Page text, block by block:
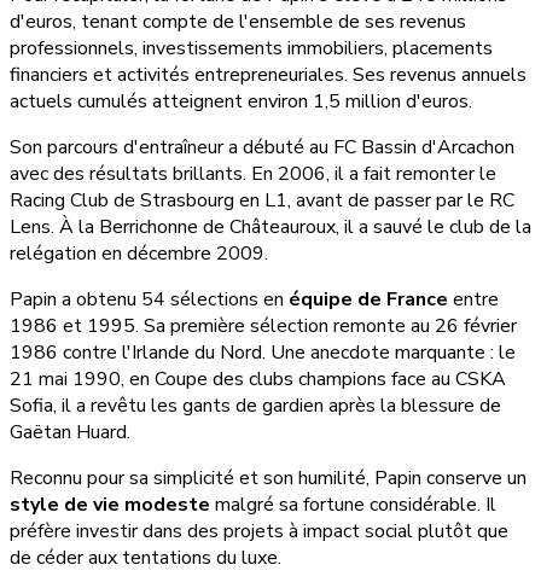
d'euros, tenant compte de l'ensemble de ses revenus
professionnels, investissements immobiliers, placements
financiers et activités entrepreneuriales. Ses revenus annuels
actuels cumulés atteignent environ 1,5 million d'euros.
Son parcours d'entraîneur a débuté au FC Bassin d'Arcachon
avec des résultats brillants. En 2006, il a fait remonter le
Racing Club de Strasbourg en L1, avant de passer par le RC
Lens. À la Berrichonne de Châteauroux, il a sauvé le club de la
relégation en décembre 2009.
Papin a obtenu 54 sélections en équipe de France entre
1986 et 1995. Sa première sélection remonte au 26 février
1986 contre l'Irlande du Nord. Une anecdote marquante : le
21 mai 1990, en Coupe des clubs champions face au CSKA
Sofia, il a revêtu les gants de gardien après la blessure de
Gaëtan Huard.
Reconnu pour sa simplicité et son humilité, Papin conserve un
style de vie modeste malgré sa fortune considérable. Il
préfère investir dans des projets à impact social plutôt que
de céder aux tentations du luxe.